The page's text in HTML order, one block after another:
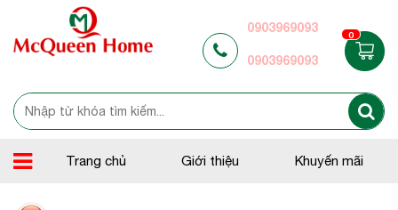
0903969093
0903969093
0
Trang chủ Giới thiệu Khuyến mãi